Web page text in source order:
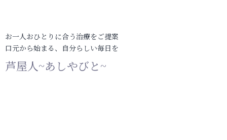
お一人おひとりに合う治療をご提案
口元から始まる、自分らしい毎日を
芦屋人~あしやびと~